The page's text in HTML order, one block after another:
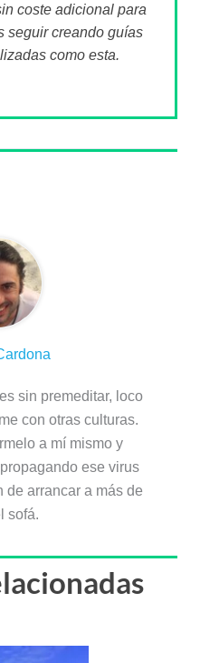
coste adicional para
seguir creando guías
como esta.
sin premeditar, loco
con otras culturas.
a mí mismo y
ese virus
de arrancar a más de
sofá.